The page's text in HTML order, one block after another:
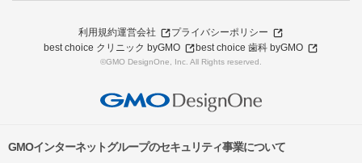
利用規約運営会社
プライバシーポリシー
best choice クリニック byGMO
best choice 歯科 byGMO
©GMO DesignOne, Inc. All Rights reserved.
GMOインターネットグループのセキュリティ事業について